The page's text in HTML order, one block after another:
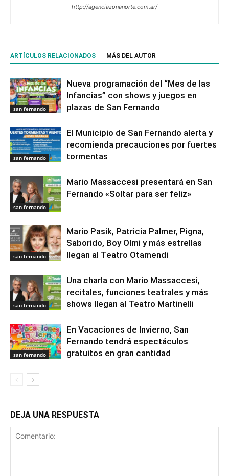
http://agenciazonanorte.com.ar/
ARTÍCULOS RELACIONADOS MÁS DEL AUTOR
san fernando
Nueva programación del “Mes de las
Infancias” con shows y juegos en
plazas de San Fernando
san fernando
El Municipio de San Fernando alerta y
recomienda precauciones por fuertes
tormentas
san fernando
Mario Massaccesi presentará en San
Fernando «Soltar para ser feliz»
san fernando
Mario Pasik, Patricia Palmer, Pigna,
Saborido, Boy Olmi y más estrellas
llegan al Teatro Otamendi
san fernando
Una charla con Mario Massaccesi,
recitales, funciones teatrales y más
shows llegan al Teatro Martinelli
san fernando
En Vacaciones de Invierno, San
Fernando tendrá espectáculos
gratuitos en gran cantidad
DEJA UNA RESPUESTA